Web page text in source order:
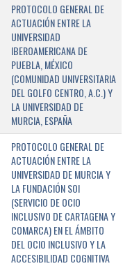
PROTOCOLO GENERAL DE
ACTUACIÓN ENTRE LA
UNIVERSIDAD
IBEROAMERICANA DE
PUEBLA, MÉXICO
(COMUNIDAD UNIVERSITARIA
DEL GOLFO CENTRO, A.C.) Y
LA UNIVERSIDAD DE
MURCIA, ESPAÑA
PROTOCOLO GENERAL DE
ACTUACIÓN ENTRE LA
UNIVERSIDAD DE MURCIA Y
LA FUNDACIÓN SOI
(SERVICIO DE OCIO
INCLUSIVO DE CARTAGENA Y
COMARCA) EN EL ÁMBITO
DEL OCIO INCLUSIVO Y LA
ACCESIBILIDAD COGNITIVA